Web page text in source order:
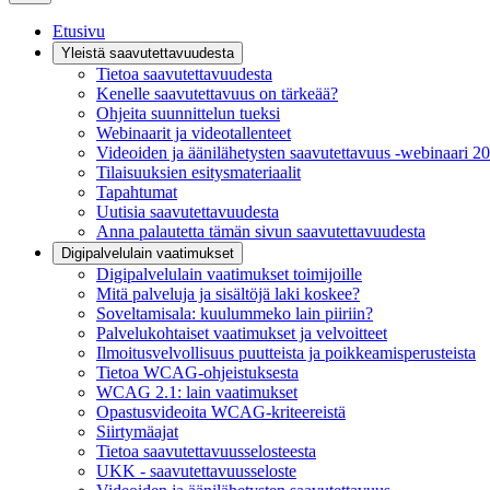
Etusivu
Yleistä saavutettavuudesta
Tietoa saavutettavuudesta
Kenelle saavutettavuus on tärkeää?
Ohjeita suunnittelun tueksi
Webinaarit ja videotallenteet
Videoiden ja äänilähetysten saavutettavuus -webinaari
Tilaisuuksien esitysmateriaalit
Tapahtumat
Uutisia saavutettavuudesta
Anna palautetta tämän sivun saavutettavuudesta
Digipalvelulain vaatimukset
Digipalvelulain vaatimukset toimijoille
Mitä palveluja ja sisältöjä laki koskee?
Soveltamisala: kuulummeko lain piiriin?
Palvelukohtaiset vaatimukset ja velvoitteet
Ilmoitusvelvollisuus puutteista ja poikkeamisperusteista
Tietoa WCAG-ohjeistuksesta
WCAG 2.1: lain vaatimukset
Opastusvideoita WCAG-kriteereistä
Siirtymäajat
Tietoa saavutettavuusselosteesta
UKK - saavutettavuusseloste